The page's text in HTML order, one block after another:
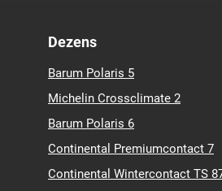
Dezens
Barum Polaris 5
Michelin Crossclimate 2
Barum Polaris 6
Continental Premiumcontact 7
Continental Wintercontact TS